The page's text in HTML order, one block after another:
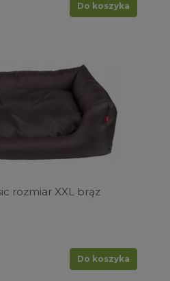
Do koszyka
rozmiar XXL brąz
Do koszyka